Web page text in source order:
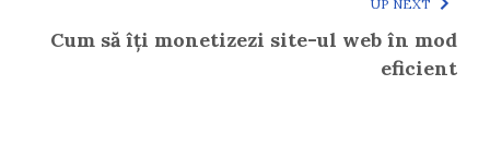
UP NEXT
Cum să îți monetizezi site-ul web în mod
eficient